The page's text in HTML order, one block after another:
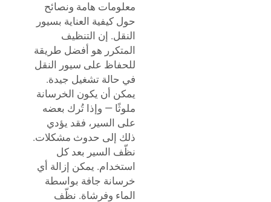
معلومات هامة ونصائح
حول كيفية العناية بسيور
النقل. إن التنظيف
المتكرر هو أفضل طريقة
للحفاظ على سيور النقل
في حالة تشغيل جيدة.
يمكن أن يكون الخرسانة
ملوثًا — وإذا تُرك بعضه
على السير، فقد يؤدي
ذلك إلى حدوث مشكلات.
نظّف السير بعد كل
استخدام. يمكن إزالة أي
خرسانة جافة بواسطة
الماء وفرشاة. نظّف